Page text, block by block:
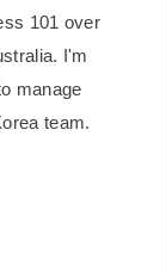
101 over
I'm
manage
team.